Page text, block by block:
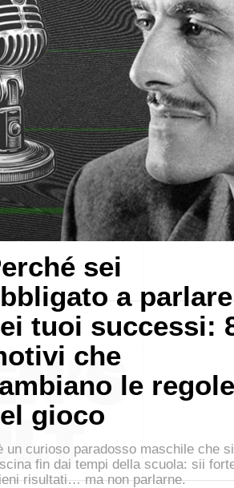
sei
a parlare
tuoi successi:
che
le regole
gioco
un curioso paradosso maschile che si
fin dai tempi della scuola: sii
risultati… ma non parlarne.